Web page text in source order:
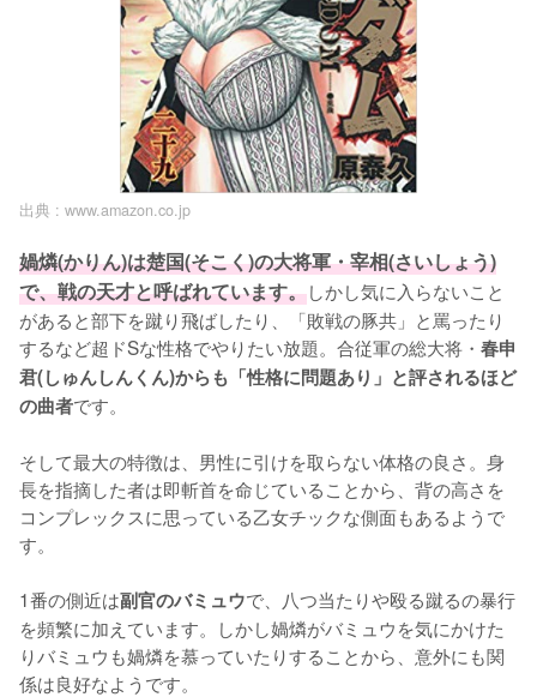
出典 : www.amazon.co.jp
媧燐(かりん)は楚国(そこく)の大将軍・宰相(さいしょう)
で、戦の天才と呼ばれています。しかし気に入らないこと
があると部下を蹴り飛ばしたり、「敗戦の豚共」と罵ったり
するなど超ドSな性格でやりたい放題。合従軍の総大将・ 春申
君(しゅんしんくん)からも「性格に問題あり」と評されるほど
の曲者です。
そして最大の特徴は、男性に引けを取らない体格の良さ。身
長を指摘した者は即斬首を命じていることから、背の高さを
コンプレックスに思っている乙女チックな側面もあるようで
す。
1番の側近は副官のバミュウで、八つ当たりや殴る蹴るの暴行
を頻繁に加えています。しかし媧燐がバミュウを気にかけた
りバミュウも媧燐を慕っていたりすることから、意外にも関
係は良好なようです。